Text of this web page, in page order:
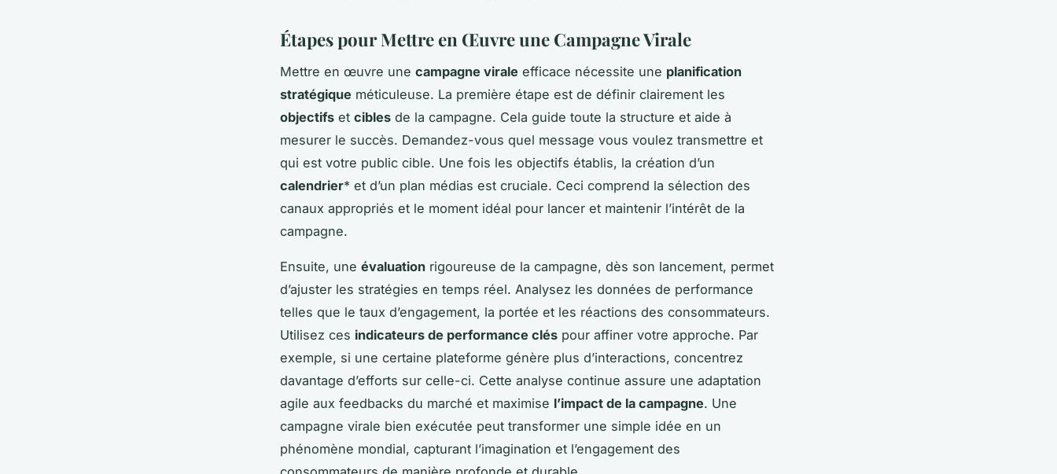
Étapes pour Mettre en Œuvre une Campagne Virale
Mettre en œuvre une campagne virale efficace nécessite une planification
stratégique méticuleuse. La première étape est de définir clairement les
objectifs et cibles de la campagne. Cela guide toute la structure et aide à
mesurer le succès. Demandez-vous quel message vous voulez transmettre et
qui est votre public cible. Une fois les objectifs établis, la création d’un
calendrier* et d’un plan médias est cruciale. Ceci comprend la sélection des
canaux appropriés et le moment idéal pour lancer et maintenir l’intérêt de la
campagne.
Ensuite, une évaluation rigoureuse de la campagne, dès son lancement, permet
d’ajuster les stratégies en temps réel. Analysez les données de performance
telles que le taux d’engagement, la portée et les réactions des consommateurs.
Utilisez ces indicateurs de performance clés pour affiner votre approche. Par
exemple, si une certaine plateforme génère plus d’interactions, concentrez
davantage d’efforts sur celle-ci. Cette analyse continue assure une adaptation
agile aux feedbacks du marché et maximise l’impact de la campagne. Une
campagne virale bien exécutée peut transformer une simple idée en un
phénomène mondial, capturant l’imagination et l’engagement des